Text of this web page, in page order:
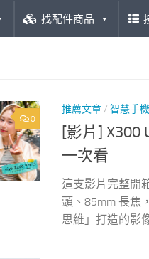
找配件商品
0
推薦文章/ 智慧手
[影片] X300
一次看
這支影片完整開
頭、85mm 長焦
思維」打造的影